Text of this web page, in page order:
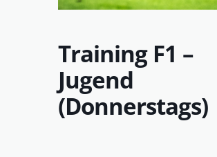
Training F1 –
Jugend
(Donnerstags)